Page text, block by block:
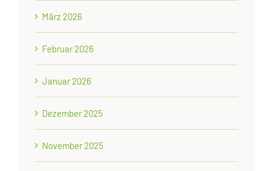
März 2026
Februar 2026
Januar 2026
Dezember 2025
November 2025